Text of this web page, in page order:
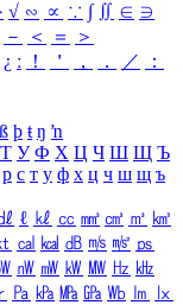
√ ∽ ∝ ∵ ∫ ∬ ∈ ∋
－ ＜ ＝
＞
¿ ː ！ ＇ ， ． ／
：
ß þ ŧ ŋ ŉ
Т У Ф Х Ц Ч Ш Щ Ъ
р с т у ф х ц ч ш щ ъ
ℓ ㎘ ㏄ ㎣ ㎤ ㎥ ㎦
㎈ ㎉ ㏈ ㎧ ㎨ ㎰
㎻ ㎽ ㎾ ㎿ ㎐ ㎑
㎩ ㎪ ㎫ ㎬ ㏝ ㏐
㏓